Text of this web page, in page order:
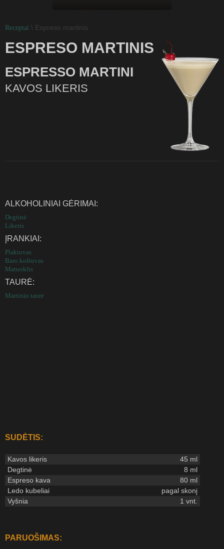
Receptai \ Espreso martinis
ESPRESO MARTINIS
ESPRESSO MARTINI
KAVOS LIKERIS
ALKOHOLINIAI GĖRIMAI:
Degtinė
Likeris
ĮRANKIAI:
Plaktuvas
Baro koštuvas
Matuoklis
TAURĖ:
Martinio taurė
SUDĖTIS:
Kavos likeris
45 ml
Degtinė
8 ml
Espreso kava
80 ml
Ledo kubeliai
pagal skonį
Vyšnia
1 vnt.
PARUOŠIMAS: